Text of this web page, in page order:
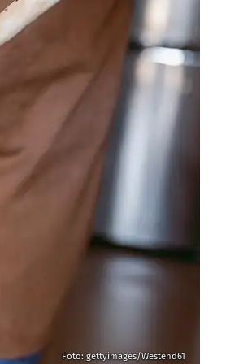
Foto: gettyimages/Westend61